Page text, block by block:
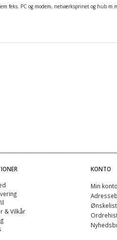
feks. PC og modem, netværksprinet og hub
& Vilkår
KONTO
Min konto